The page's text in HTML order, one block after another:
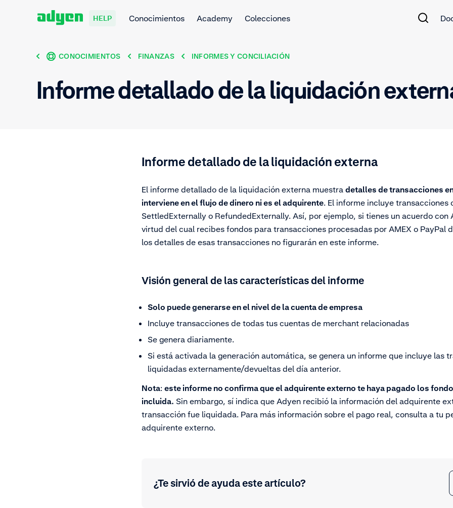
HELP Conocimientos Academy Colecciones
CONOCIMIENTOS FINANZAS INFORMES Y CONCILIACIÓN
Informe detallado de la liquidación
Informe detallado de la liquidación externa
El informe detallado de la liquidación externa muestra detalles de transacciones
interviene en el flujo de dinero ni es el adquirente. El informe incluye transacciones
SettledExternally o RefundedExternally. Así, por ejemplo, si tienes un acuerdo con
virtud del cual recibes fondos para transacciones procesadas por AMEX o PayPal
los detalles de esas transacciones no figurarán en este informe.
Visión general de las características del informe
Solo puede generarse en el nivel de la cuenta de empresa
Incluye transacciones de todas tus cuentas de merchant relacionadas
Se genera diariamente.
Si está activada la generación automática, se genera un informe que incluye las
liquidadas externamente/devueltas del día anterior.
Nota: este informe no confirma que el adquirente externo te haya pagado los
incluida. Sin embargo, sí indica que Adyen recibió la información del adquirente
transacción fue liquidada. Para más información sobre el pago real, consulta a tu
adquirente externo.
¿Te sirvió de ayuda este artículo?